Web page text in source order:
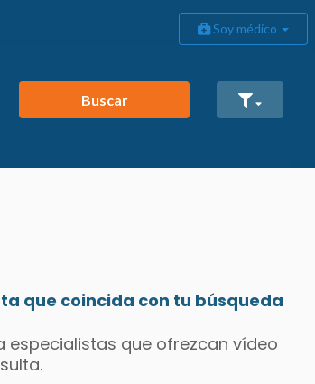
Soy médico
Buscar
que coincida con tu búsqueda
que ofrezcan vídeo